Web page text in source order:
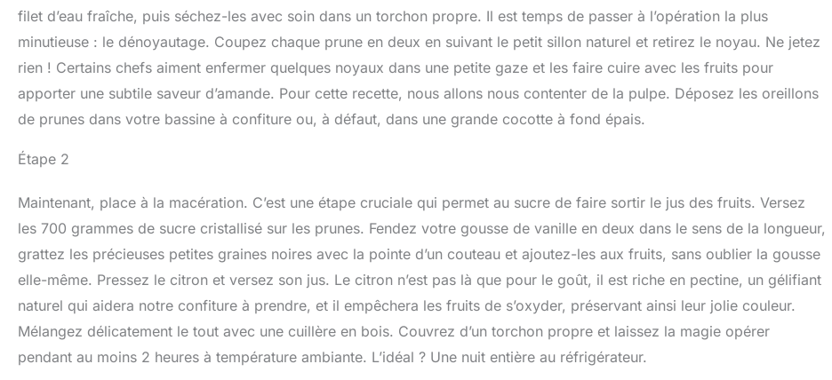
filet d’eau fraîche, puis séchez-les avec soin dans un torchon propre. Il est temps de passer à l’opération la plus
minutieuse : le dénoyautage. Coupez chaque prune en deux en suivant le petit sillon naturel et retirez le noyau. Ne jetez
rien ! Certains chefs aiment enfermer quelques noyaux dans une petite gaze et les faire cuire avec les fruits pour
apporter une subtile saveur d’amande. Pour cette recette, nous allons nous contenter de la pulpe. Déposez les oreillons
de prunes dans votre bassine à confiture ou, à défaut, dans une grande cocotte à fond épais.
Étape 2
Maintenant, place à la macération. C’est une étape cruciale qui permet au sucre de faire sortir le jus des fruits. Versez
les 700 grammes de sucre cristallisé sur les prunes. Fendez votre gousse de vanille en deux dans le sens de la longueur,
grattez les précieuses petites graines noires avec la pointe d’un couteau et ajoutez-les aux fruits, sans oublier la gousse
elle-même. Pressez le citron et versez son jus. Le citron n’est pas là que pour le goût, il est riche en pectine, un gélifiant
naturel qui aidera notre confiture à prendre, et il empêchera les fruits de s’oxyder, préservant ainsi leur jolie couleur.
Mélangez délicatement le tout avec une cuillère en bois. Couvrez d’un torchon propre et laissez la magie opérer
pendant au moins 2 heures à température ambiante. L’idéal ? Une nuit entière au réfrigérateur.